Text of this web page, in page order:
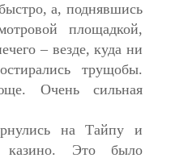
а, поднявшись
площадкой,
– везде, куда ни
трущобы.
Очень сильная
на Тайпу и
казино. Это было